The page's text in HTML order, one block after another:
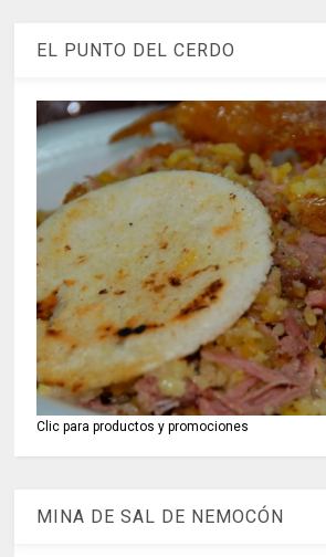
EL PUNTO DEL CERDO
Clic para productos y promociones
MINA DE SAL DE NEMOCÓN